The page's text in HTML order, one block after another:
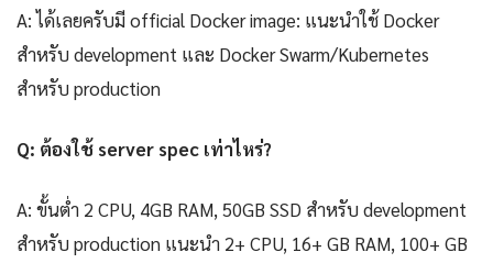
A: ได้เลยครับมี official Docker image: แนะนำใช้ Docker
สำหรับ development และ Docker Swarm/Kubernetes
สำหรับ production
Q: ต้องใช้ server spec เท่าไหร่?
A: ขั้นต่ำ 2 CPU, 4GB RAM, 50GB SSD สำหรับ development
สำหรับ production แนะนำ 2+ CPU, 16+ GB RAM, 100+ GB